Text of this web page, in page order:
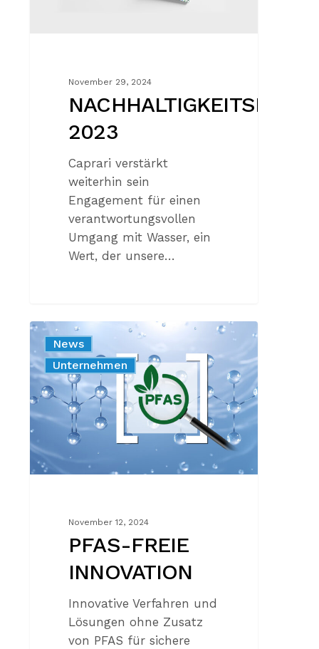
November 29, 2024
2023
Caprari verstärkt
weiterhin sein
Engagement für einen
verantwortungsvollen
Umgang mit Wasser, ein
Wert, der unsere…
PFAS-
FREIE
INNOVATION
News
Sustainability
Unternehmen
November 12, 2024
PFAS-FREIE
INNOVATION
Innovative Verfahren und
Lösungen ohne Zusatz
von PFAS für sichere